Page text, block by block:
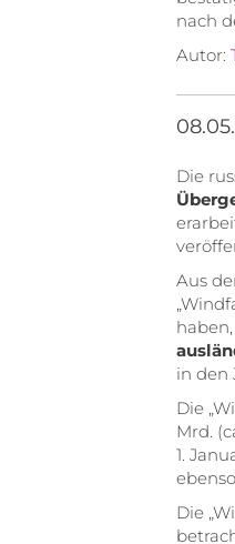
nach
Autor:
Die
Aus
in den
Die
Mrd.
1.
Die